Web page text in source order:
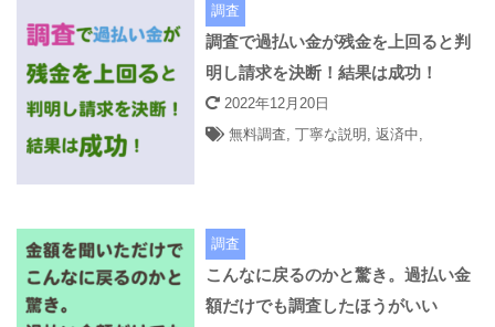
調査
調査で過払い金が残金を上回ると判
明し請求を決断！結果は成功！
2022年12月20日
無料調査 ,丁寧な説明 ,返済中
調査
こんなに戻るのかと驚き。過払い金
額だけでも調査したほうがいい